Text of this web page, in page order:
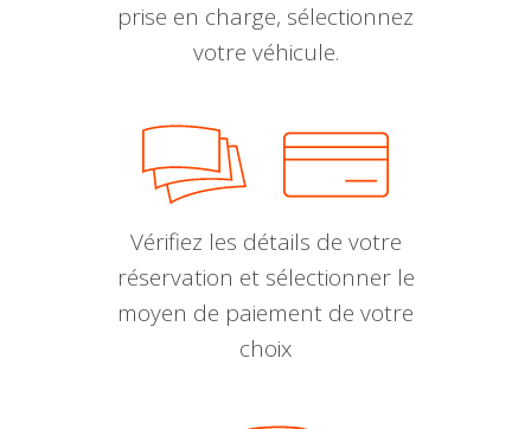
prise en charge, sélectionnez
votre véhicule.
Vérifiez les détails de votre
réservation et sélectionner le
moyen de paiement de votre
choix